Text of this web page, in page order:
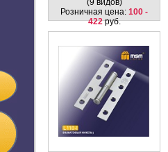
(9 видов)
Розничная цена: 100 -
422руб.